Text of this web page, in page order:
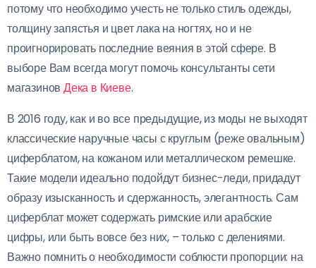
потому что необходимо учесть не только стиль одежды,
толщину запястья и цвет лака на ногтях, но и не
проигнорировать последние веяния в этой сфере. В
выборе Вам всегда могут помочь консультанты сети
магазиновДека в Киеве.
В 2016 году, как и во все предыдущие, из моды не выходят
классические наручные часы с круглым (реже овальным)
циферблатом, на кожаном или металлическом ремешке.
Такие модели идеально подойдут бизнес-леди, придадут
образу изысканность и сдержанность, элегантность. Сам
циферблат может содержать римские или арабские
цифры, или быть вовсе без них, – только с делениями.
Важно помнить о необходимости соблюсти пропорции: на